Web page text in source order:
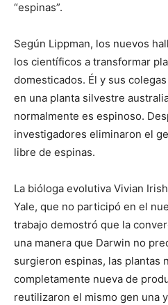
“espinas”.
Según Lippman, los nuevos
los científicos a transformar
domesticados. Él y sus
en una planta silvestre
normalmente es espinoso.
investigadores eliminaron el
libre de espinas.
La bióloga evolutiva Vivian
Yale, que no participó en el
trabajo demostró que la
una manera que Darwin no
surgieron espinas, las plantas
completamente nueva de
reutilizaron el mismo gen una